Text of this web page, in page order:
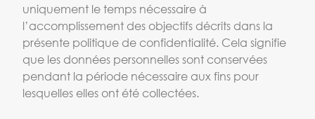
uniquement le temps nécessaire à
l’accomplissement des objectifs décrits dans la
présente politique de confidentialité. Cela signifie
que les données personnelles sont conservées
pendant la période nécessaire aux fins pour
lesquelles elles ont été collectées.